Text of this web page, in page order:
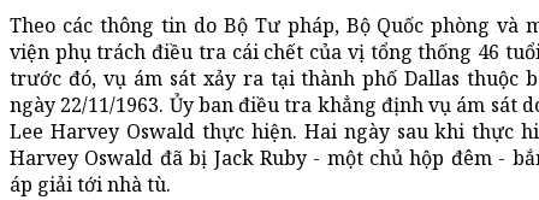
Theo các thông tin do Bộ Tư pháp, Bộ Quốc phòng và
viện phụ trách điều tra cái chết của vị tổng thống 46
trước đó, vụ ám sát xảy ra tại thành phố Dallas thuộc
ngày 22/11/1963. Ủy ban điều tra khẳng định vụ ám sát
Lee Harvey Oswald thực hiện. Hai ngày sau khi thực
Harvey Oswald đã bị Jack Ruby - một chủ hộp đêm -
áp giải tới nhà tù.